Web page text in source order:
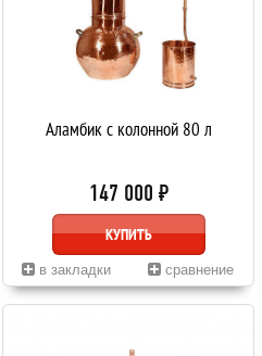
Аламбик с колонной 80 л
147 000 ₽
КУПИТЬ
в закладки сравнение